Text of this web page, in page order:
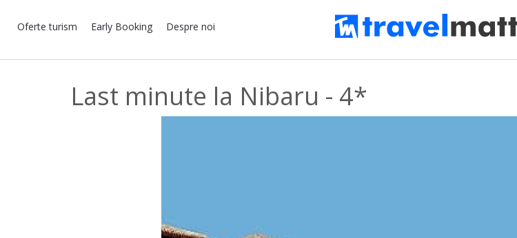
Oferte turism Early Booking Despre noi
Last minute la Nibaru - 4*